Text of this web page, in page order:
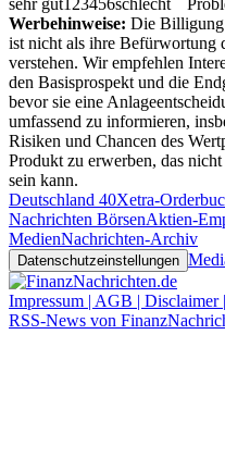
sehr gut1 23456schlecht
Werbehinweise: Die Billigung
ist nicht als ihre Befürwortung
verstehen. Wir empfehlen
den Basisprospekt und die
bevor sie eine
umfassend zu informieren,
Risiken und Chancen des
Produkt zu erwerben, das
sein kann.
Deutschland 40Xetra-
Nachrichten BörsenAktien-
MedienNachrichten-Archiv
Datenschutzeinstellungen
Impressum | AGB | Disclaimer
RSS-News von